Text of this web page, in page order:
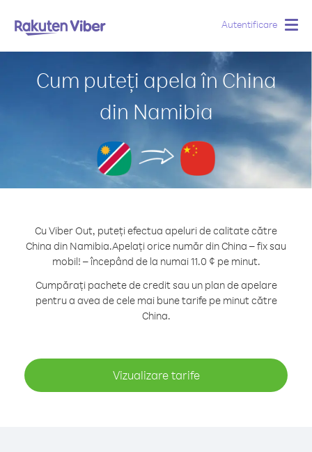
Autentificare
Cum puteți apela în China
din Namibia
Cu Viber Out, puteți efectua apeluri de calitate către
China din Namibia.Apelați orice număr din China – fix sau
mobil! – începând de la numai 11.0 ¢ pe minut.
Cumpărați pachete de credit sau un plan de apelare
pentru a avea de cele mai bune tarife pe minut către
China.
Vizualizare tarife